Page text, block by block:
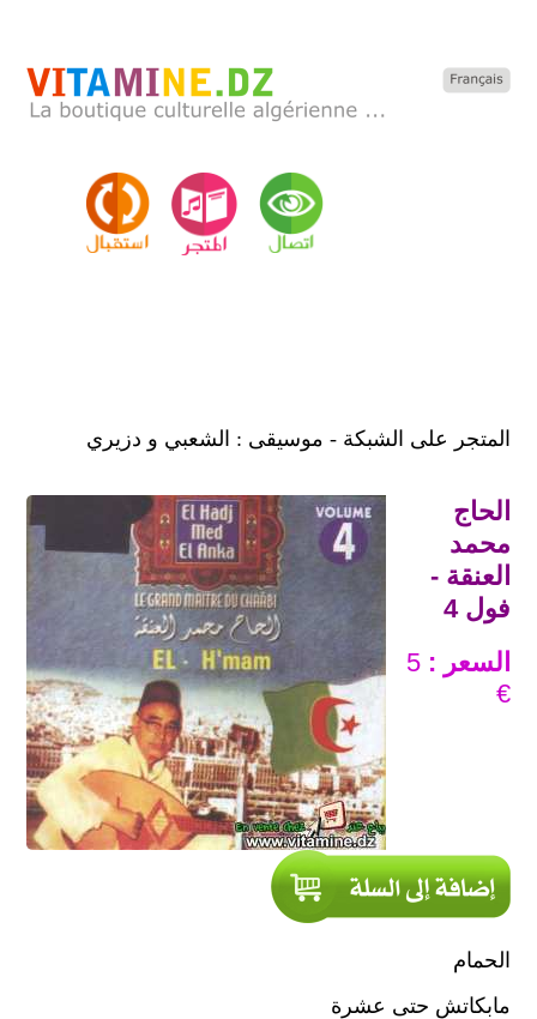
المتجر على الشبكة - موسيقى : الشعبي و دزيري
الحاج
محمد
العنقة -
فول 4
السعر : 5
€
الحمام
مابكاتش حتى عشرة